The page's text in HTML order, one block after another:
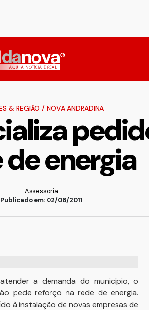
& REGIÃO / NOVA ANDRADINA
energia
Assessoria
Publicado em: 02/08/2011
a demanda do município, o
pede reforço na rede de energia.
à instalação de novas empresas de